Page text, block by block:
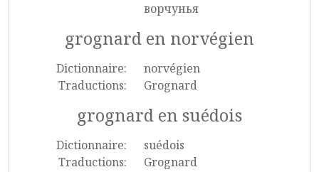
ворчунья
grognard en norvégien
Dictionnaire:
norvégien
Traductions:
Grognard
grognard en suédois
Dictionnaire:
suédois
Traductions:
Grognard